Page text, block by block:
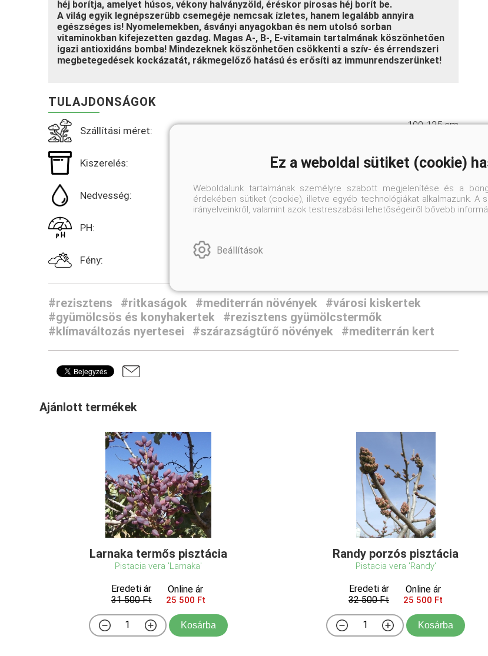
héj borítja, amelyet húsos, vékony halványzöld, éréskor pirosas héj borít be.
A világ egyik legnépszerűbb csemegéje nemcsak ízletes, hanem legalább annyira
egészséges is! Nyomelemekben, ásványi anyagokban és nem utolsó sorban
vitaminokban kifejezetten gazdag. Magas A-, B-, E-vitamain tartalmának köszönhetően
igazi antioxidáns bomba! Mindezeknek köszönhetően csökkenti a szív- és érrendszeri
megbetegedések kockázatát, rákmegelőző hatású és erősíti az immunrendszerünket!
TULAJDONSÁGOK
Szállítási méret: 100-125 cm
Kiszerelés: K8
Nedvesség: Szárazságtűrő
PH:
Fény:
#rezisztens #ritkaságok #mediterrán növények
#városi kiskertek
#gyümölcsös és konyhakertek
#rezisztens gyümölcstermők
#klímaváltozás nyertesei
#szárazságtűrő növények #mediterrán kert
Ajánlott termékek
Larnaka termős pisztácia
Pistacia vera 'Larnaka'
Eredeti ár
31 500 Ft
Online ár
25 500 Ft
Kosárba
Randy porzós pisztácia
Pistacia vera 'Randy'
Eredeti ár
32 500 Ft
Online ár
25 500 Ft
Kosárba
Ez a weboldal sütiket (cookie)
Weboldalunk tartalmának személyre szabott megjelenítése és a
érdekében sütiket (cookie), illetve egyéb technológiákat alkalmazunk. A
irányelveinkről, valamint azok testreszabási lehetőségeiről bővebb
Beállítások